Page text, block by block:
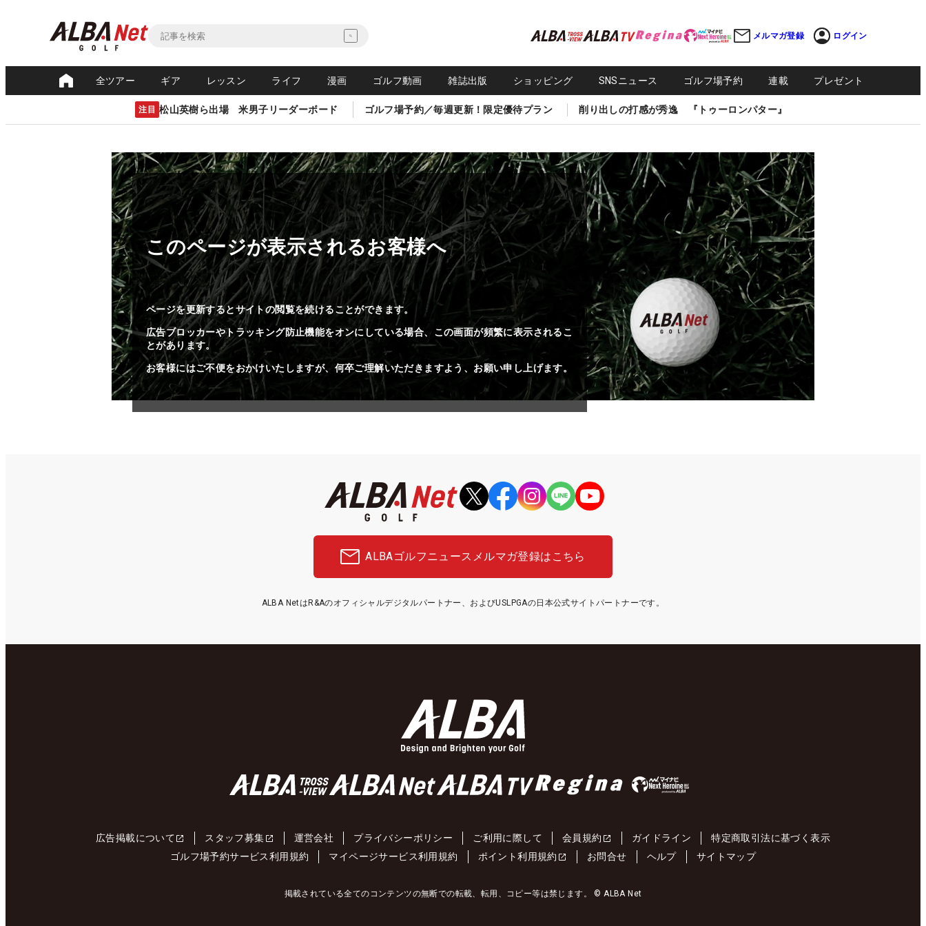
メルマガ登録 ログイン
全ツアー ギア レッスン ライフ 漫画 ゴルフ動画 雑誌出版 ショッピング SNSニュース ゴルフ場予約 連載 プレゼント
注目 松山英樹ら出場 米男子リーダーボード ゴルフ場予約／毎週更新！限定優待プラン 削り出しの打感が秀逸 『トゥーロンパター』
このページが表示されるお客様へ
ページを更新するとサイトの閲覧を続けることができます。
広告ブロッカーやトラッキング防止機能をオンにしている場合、この画面が頻繁に表示されるこ
とがあります。
お客様にはご不便をおかけいたしますが、何卒ご理解いただきますよう、お願い申し上げます。
ALBAゴルフニュース メルマガ登録はこちら
ALBA NetはR&Aのオフィシャルデジタルパートナー、およびUSLPGAの日本公式サイトパートナーです。
広告掲載について スタッフ募集 運営会社 プライバシーポリシー ご利用に際して 会員規約 ガイドライン
特定商取引法に基づく表示
ゴルフ場予約サービス利用規約
マイページサービス利用規約 ポイント利用規約 お問合せ ヘルプ サイトマップ
掲載されている全てのコンテンツの無断での転載、転用、コピー等は禁じます。 © ALBA Net